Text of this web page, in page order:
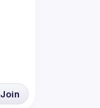
Join